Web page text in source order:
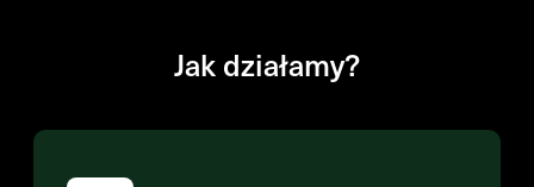
Jak działamy?